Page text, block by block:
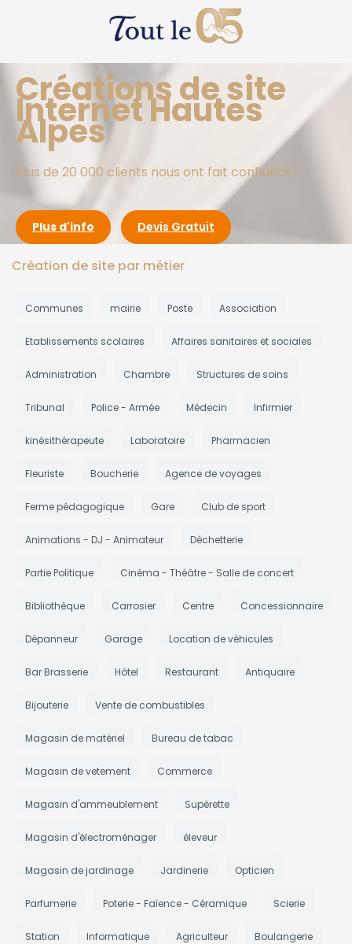
Créations de site
Internet Hautes
Alpes
Plus de 20 000 clients nous ont fait confiance!
Plus d'info Devis Gratuit
Création de site par métier
Communes mairie Poste Association
Etablissements scolaires Affaires sanitaires et sociales
Administration Chambre Structures de soins
Tribunal Police - Armée Médecin Infirmier
kinésithérapeute Laboratoire Pharmacien
Fleuriste Boucherie Agence de voyages
Ferme pédagogique Gare Club de sport
Animations - DJ - Animateur Déchetterie
Partie Politique Cinéma - Théâtre - Salle de concert
Bibliothèque Carrosier Centre Concessionnaire
Dépanneur Garage Location de véhicules
Bar Brasserie Hôtel Restaurant Antiquaire
Bijouterie Vente de combustibles
Magasin de matériel Bureau de tabac
Magasin de vetement Commerce
Magasin d'ammeublement Supérette
Magasin d'électroménager éleveur
Magasin de jardinage Jardinerie Opticien
Parfumerie Poterie - Faïence - Céramique Scierie
Station Informatique Agriculteur Boulangerie